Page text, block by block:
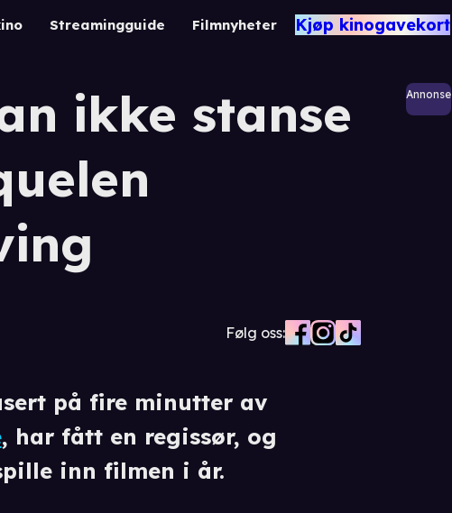
Streamingguide Filmnyheter Kjøp kinogavekort
ikke stanse
Følg oss:
på fire minutter av
, har fått en regissør, og
inn filmen i år.
Annonse